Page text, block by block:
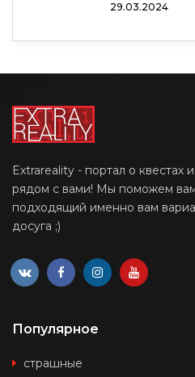
29.03.2024
Extrareality - портал о квестах
рядом с вами! Мы поможем
подходящий именно вам
досуга ;)
Популярное
страшные